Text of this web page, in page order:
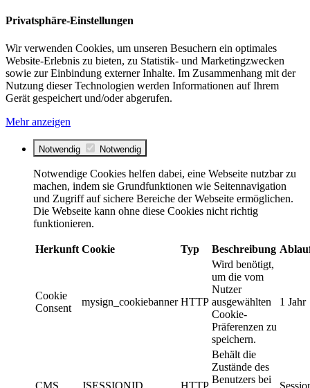
Privatsphäre-Einstellungen
Wir verwenden Cookies, um unseren Besuchern ein optimales
Website-Erlebnis zu bieten, zu Statistik- und Marketingzwecken
sowie zur Einbindung externer Inhalte. Im Zusammenhang mit der
Nutzung dieser Technologien werden Informationen auf Ihrem
Gerät gespeichert und/oder abgerufen.
Mehr anzeigen
Notwendig Notwendig
Notwendige Cookies helfen dabei, eine Webseite nutzbar zu
machen, indem sie Grundfunktionen wie Seitennavigation
und Zugriff auf sichere Bereiche der Webseite ermöglichen.
Die Webseite kann ohne diese Cookies nicht richtig
funktionieren.
Herkunft Cookie Typ Beschreibung
Cookie
Consent
mysign_cookiebanner HTTP
Wird benötigt,
um die vom
Nutzer
ausgewählten
Cookie-
Präferenzen zu
speichern.
1 Jahr
CMS JSESSIONID HTTP
Behält die
Zustände des
Benutzers bei